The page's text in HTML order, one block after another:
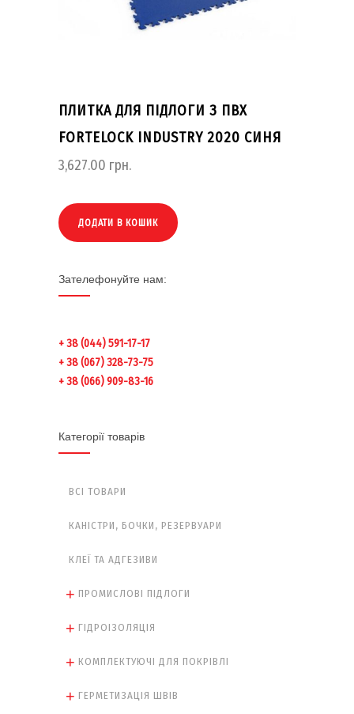
ПЛИТКА ДЛЯ ПІДЛОГИ З ПВХ
FORTELOCK INDUSTRY 2020 СИНЯ
3,627.00 грн.
ДОДАТИ В КОШИК
Зателефонуйте нам:
+ 38 (044) 591-17-17
+ 38 (067) 328-73-75
+ 38 (066) 909-83-16
Категорії товарів
ВСІ ТОВАРИ
КАНІСТРИ, БОЧКИ, РЕЗЕРВУАРИ
КЛЕЇ ТА АДГЕЗИВИ
ПРОМИСЛОВІ ПІДЛОГИ
ГІДРОІЗОЛЯЦІЯ
КОМПЛЕКТУЮЧІ ДЛЯ ПОКРІВЛІ
ГЕРМЕТИЗАЦІЯ ШВІВ